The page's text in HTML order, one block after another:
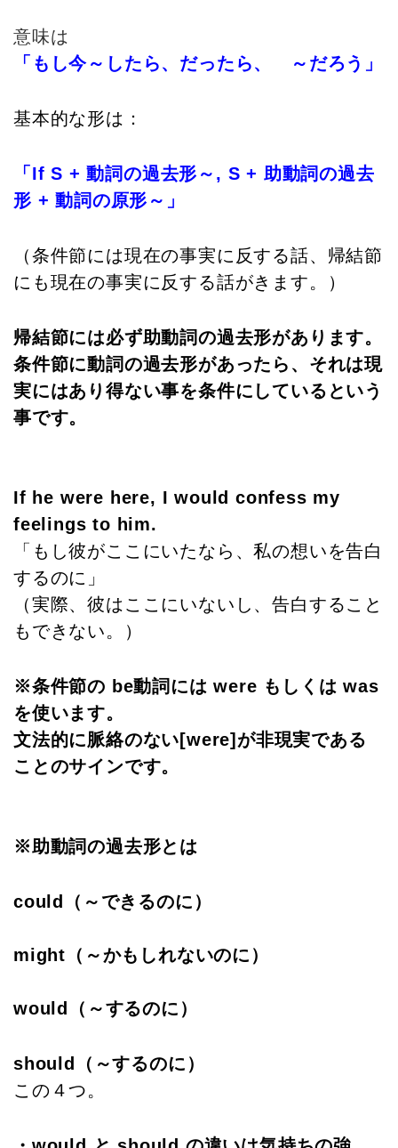
意味は
「もし今～したら、だったら、 ～だろう」
基本的な形は：
「If S + 動詞の過去形～, S + 助動詞の過去
形 + 動詞の原形～」
（条件節には現在の事実に反する話、帰結節
にも現在の事実に反する話がきます。）
帰結節には必ず助動詞の過去形があります。
条件節に動詞の過去形があったら、それは現
実にはあり得ない事を条件にしているという
事です。
If he were here, I would confess my
feelings to him.
「もし彼がここにいたなら、私の想いを告白
するのに」
（実際、彼はここにいないし、告白すること
もできない。）
※条件節の be動詞には were もしくは was
を使います。
文法的に脈絡のない[were]が非現実である
ことのサインです。
※助動詞の過去形とは
could（～できるのに）
might（～かもしれないのに）
would（～するのに）
should（～するのに）
この４つ。